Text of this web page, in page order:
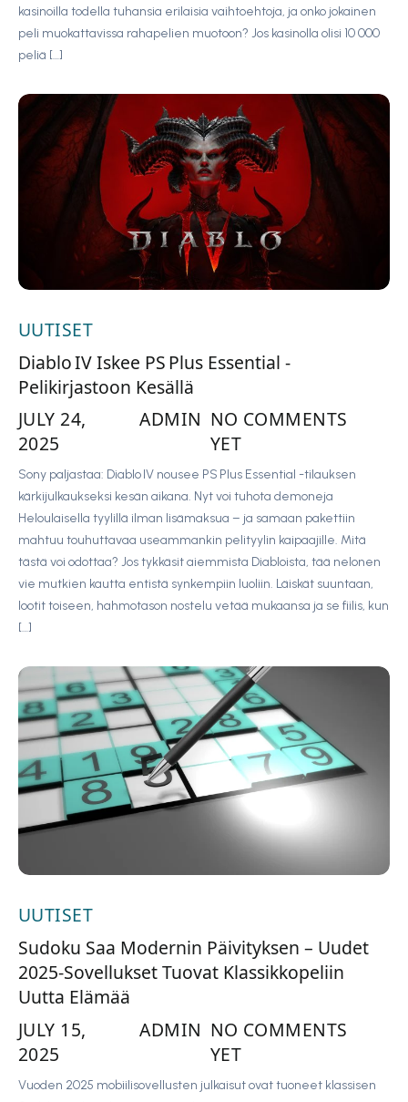
kasinoilla todella tuhansia erilaisia vaihtoehtoja, ja onko jokainen
peli muokattavissa rahapelien muotoon? Jos kasinolla olisi 10 000
peliä […]
UUTISET
Diablo IV Iskee PS Plus Essential -
Pelikirjastoon Kesällä
JULY 24,
2025
ADMIN NO COMMENTS
YET
Sony paljastaa: Diablo IV nousee PS Plus Essential -tilauksen
kärkijulkaukseksi kesän aikana. Nyt voi tuhota demoneja
Heloulaisella tyylillä ilman lisämaksua – ja samaan pakettiin
mahtuu touhuttavaa useammankin pelityylin kaipaajille. Mitä
tästä voi odottaa? Jos tykkäsit aiemmista Diabloista, tää nelonen
vie mutkien kautta entistä synkempiin luoliin. Läiskät suuntaan,
lootit toiseen, hahmotason nostelu vetää mukaansa ja se fiilis, kun
[…]
UUTISET
Sudoku Saa Modernin Päivityksen – Uudet
2025-Sovellukset Tuovat Klassikkopeliin
Uutta Elämää
JULY 15,
2025
ADMIN NO COMMENTS
YET
Vuoden 2025 mobiilisovellusten julkaisut ovat tuoneet klassisen